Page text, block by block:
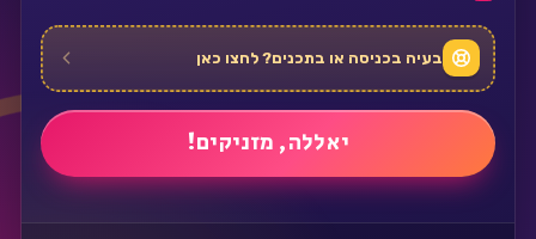
בעיה בכניסה או בתכנים? לחצו כאן